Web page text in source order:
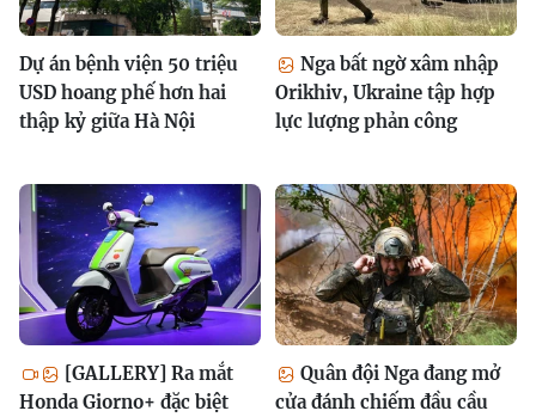
Dự án bệnh viện 50 triệu
USD hoang phế hơn hai
thập kỷ giữa Hà Nội
Nga bất ngờ xâm nhập
Orikhiv, Ukraine tập hợp
lực lượng phản công
[GALLERY] Ra mắt
Honda Giorno+ đặc biệt
Quân đội Nga đang mở
cửa đánh chiếm đầu cầu